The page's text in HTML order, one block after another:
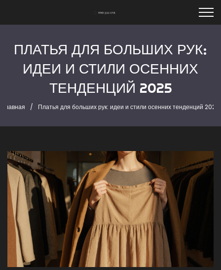
ПЛАТЬЯ ДЛЯ БОЛЬШИХ РУК:
ИДЕИ И СТИЛИ ОСЕННИХ
ТЕНДЕНЦИЙ 2025
Главная Платья для больших рук: идеи и стили осенних тенденций 2025